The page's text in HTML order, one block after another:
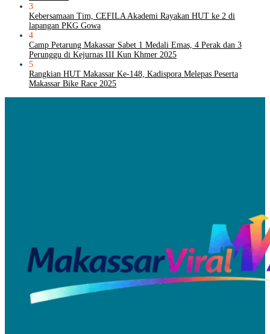
3
Kebersamaan Tim, CEFILA Akademi Rayakan HUT ke 2 di
lapangan PKG Gowa
4
Camp Petarung Makassar Sabet 1 Medali Emas, 4 Perak dan 3
Perunggu di Kejurnas III Kun Khmer 2025
5
Rangkian HUT Makassar Ke-148, Kadispora Melepas Peserta
Makassar Bike Race 2025